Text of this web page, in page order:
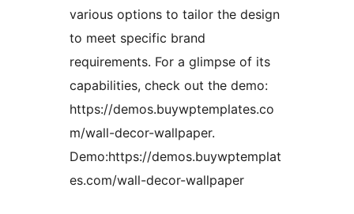
various options to tailor the design
to meet specific brand
requirements. For a glimpse of its
capabilities, check out the demo:
https://demos.buywptemplates.co
m/wall-decor-wallpaper.
Demo:https://demos.buywptemplat
es.com/wall-decor-wallpaper